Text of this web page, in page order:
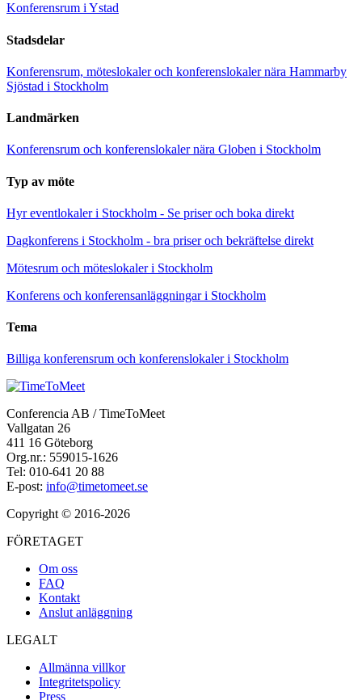
Konferensrum i Ystad
Stadsdelar
Konferensrum, möteslokaler och konferenslokaler nära Hammarby
Sjöstad i Stockholm
Landmärken
Konferensrum och konferenslokaler nära Globen i Stockholm
Typ av möte
Hyr eventlokaler i Stockholm - Se priser och boka direkt
Dagkonferens i Stockholm - bra priser och bekräftelse direkt
Mötesrum och möteslokaler i Stockholm
Konferens och konferensanläggningar i Stockholm
Tema
Billiga konferensrum och konferenslokaler i Stockholm
Conferencia AB / TimeToMeet
Vallgatan 26
411 16 Göteborg
Org.nr.: 559015-1626
Tel: 010-641 20 88
E-post: info@timetomeet.se
Copyright © 2016-2026
FÖRETAGET
Om oss
FAQ
Kontakt
Anslut anläggning
LEGALT
Allmänna villkor
Integritetspolicy
Press